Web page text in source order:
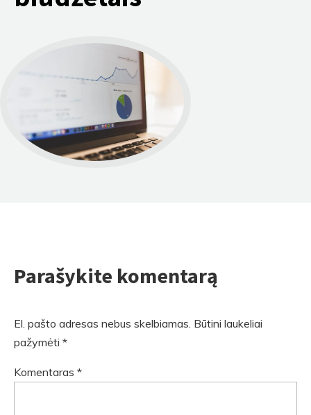
Parašykite komentarą
El. pašto adresas nebus skelbiamas. Būtini laukeliai
pažymėti *
Komentaras *